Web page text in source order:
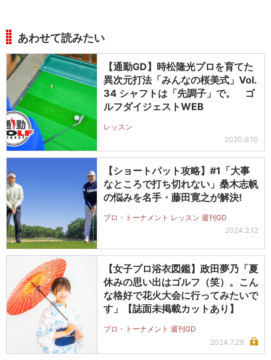
あわせて読みたい
【通勤GD】時松隆光プロを育てた
異次元打法「みんなの桜美式」Vol.
34 シャフトは「先調子」で。 ゴ
ルフダイジェストWEB
レッスン
2020.9.10
【ショートパット攻略】#1「大事
なところで打ち切れない」桑木志帆
の悩みを名手・藤田寛之が解決!
プロ・トーナメント レッスン 週刊GD
2024.2.12
【女子プロ浴衣図鑑】政田夢乃「夏
休みの思い出はゴルフ（笑）。こん
な格好で花火大会に行ってみたいで
す」【誌面未掲載カットあり】
プロ・トーナメント 週刊GD
2024.7.29